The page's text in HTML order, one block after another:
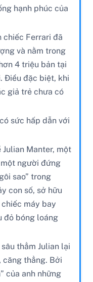
hạnh phúc của
chiếc Ferrari đã
và nằm trong
4 triệu bản tại
Điều đặc biệt, khi
giả trẻ chưa có
sức hấp dẫn với
Julian Manter, một
người đứng
sao” trong
con số, sở hữu
máy bay
đỏ bóng loáng
thẳm Julian lại
căng thẳng. Bởi
của anh những